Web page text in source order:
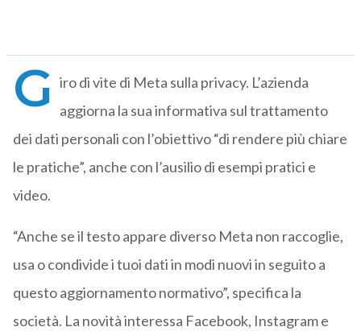
G iro di vite di Meta sulla privacy. L’azienda
aggiorna la sua informativa sul trattamento
dei dati personali con l’obiettivo “di rendere più chiare
le pratiche”, anche con l’ausilio di esempi pratici e
video.
“Anche se il testo appare diverso Meta non raccoglie,
usa o condivide i tuoi dati in modi nuovi in seguito a
questo aggiornamento normativo”, specifica la
società. La novità interessa Facebook, Instagram e